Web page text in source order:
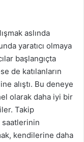
aslında
yaratıcı olmaya
başlangıçta
de katılanların
alıştı. Bu deneye
olarak daha iyi bir
Takip
saatlerinin
kendilerine daha